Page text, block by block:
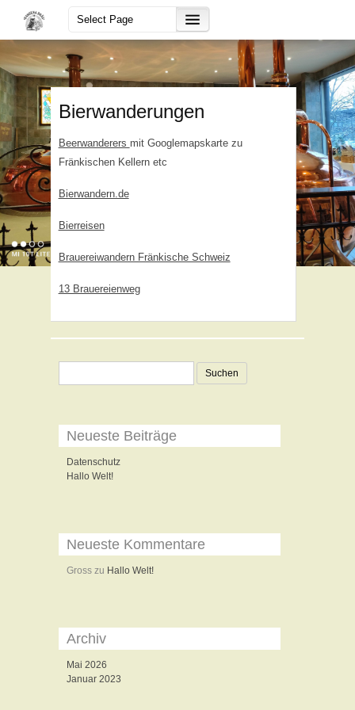
Bierwanderungen
Beerwanderers mit Googlemapskarte zu
Fränkischen Kellern etc
Bierwandern.de
Bierreisen
Brauereiwandern Fränkische Schweiz
13 Brauereienweg
Suchen
Neueste Beiträge
Datenschutz
Hallo Welt!
Neueste Kommentare
Gross zu Hallo Welt!
Archiv
Mai 2026
Januar 2023